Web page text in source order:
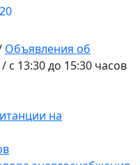
Объявления об
/ с 13:30 до 15:30 часов
на